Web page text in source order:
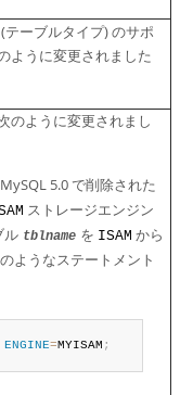
ーブルタイプ) のサポ
ように変更されました
のように変更されまし
5.0 で削除された
ストレージエンジン
ル tblname を ISAM から
ようなステートメント
ENGINE=MYISAM ;